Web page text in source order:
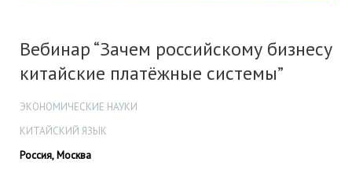
Вебинар “Зачем российскому бизнесу
китайские платёжные системы”
ЭКОНОМИЧЕСКИЕ НАУКИ
КИТАЙСКИЙ ЯЗЫК
Россия, Москва